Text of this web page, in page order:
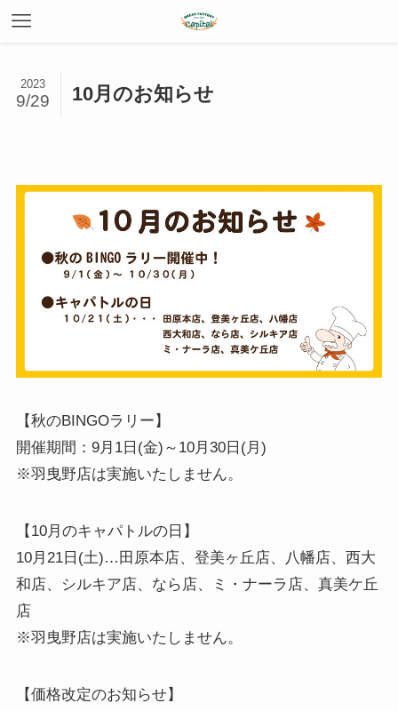
10月のお知らせ
2023
9/29
【秋のBINGOラリー】
開催期間：9月1日(金)～10月30日(月)
※羽曳野店は実施いたしません。
【10月のキャパトルの日】
10月21日(土)…田原本店、登美ヶ丘店、八幡店、西大
和店、シルキア店、なら店、ミ・ナーラ店、真美ケ丘
店
※羽曳野店は実施いたしません。
【価格改定のお知らせ】